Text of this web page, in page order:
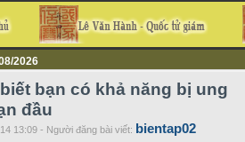
2026
bạn có khả năng bị ung
đầu
13:09 - Người đăng bài viết: bientap02